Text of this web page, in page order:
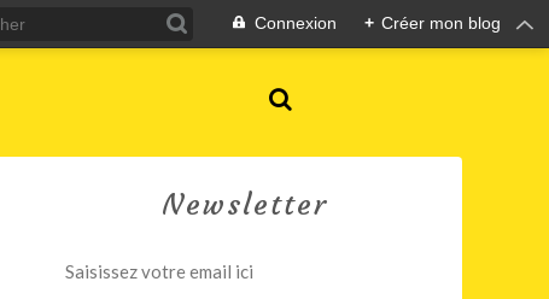
Connexion + Créer mon blog
Newsletter